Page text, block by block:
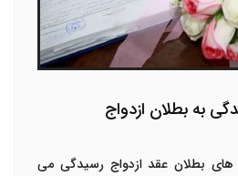
به بطلان ازدواج
بطلان عقد ازدواج رسیدگی می